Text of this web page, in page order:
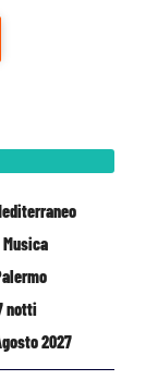
Musica
notti
2027